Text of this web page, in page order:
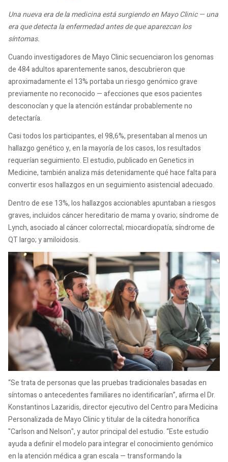
Una nueva era de la medicina está surgiendo en Mayo Clinic — una
era que detecta la enfermedad antes de que aparezcan los
síntomas.
Cuando investigadores de Mayo Clinic secuenciaron los genomas
de 484 adultos aparentemente sanos, descubrieron que
aproximadamente el 13% portaba un riesgo genómico grave
previamente no reconocido — afecciones que esos pacientes
desconocían y que la atención estándar probablemente no
detectaría.
Casi todos los participantes, el 98,6%, presentaban al menos un
hallazgo genético y, en la mayoría de los casos, los resultados
requerían seguimiento. El estudio, publicado en Genetics in
Medicine, también analiza más detenidamente qué hace falta para
convertir esos hallazgos en un seguimiento asistencial adecuado.
Dentro de ese 13%, los hallazgos accionables apuntaban a riesgos
graves, incluidos cáncer hereditario de mama y ovario; síndrome de
Lynch, asociado al cáncer colorrectal; miocardiopatía; síndrome de
QT largo; y amiloidosis.
“Se trata de personas que las pruebas tradicionales basadas en
síntomas o antecedentes familiares no identificarían”, afirma el Dr.
Konstantinos Lazaridis, director ejecutivo del Centro para Medicina
Personalizada de Mayo Clinic y titular de la cátedra honorífica
"Carlson and Nelson", y autor principal del estudio. “Este estudio
ayuda a definir el modelo para integrar el conocimiento genómico
en la atención médica a gran escala — transformando la